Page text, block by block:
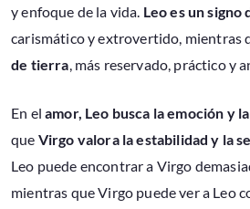
y enfoque de la vida. Leo es un signo
carismático y extrovertido, mientras
de tierra, más reservado, práctico y
En elamor, Leo busca la emoción y
que Virgo valora la estabilidad y la
Leo puede encontrar a Virgo
mientras que Virgo puede ver a Leo